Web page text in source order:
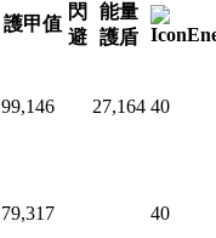
護甲值
閃
避
能量
護盾
99,146 27,164 40
79,317 40